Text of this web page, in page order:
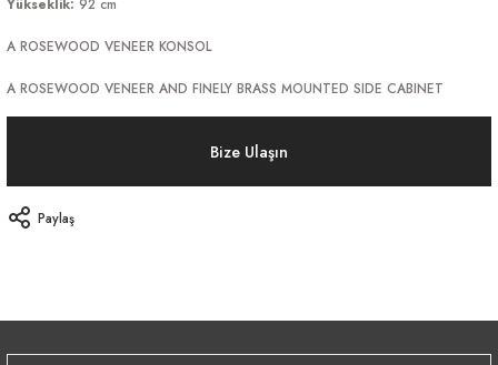
Yükseklik: 92 cm
A ROSEWOOD VENEER KONSOL
A ROSEWOOD VENEER AND FINELY BRASS MOUNTED SIDE CABINET
Bize Ulaşın
Paylaş